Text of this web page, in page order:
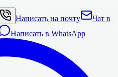
Написать на почту
Чат в
Написать в WhatsApp